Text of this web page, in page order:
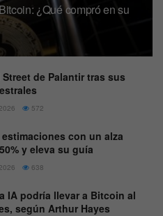
¿Qué compró en su
de Palantir tras sus
572
con un alza
y eleva su guía
638
IA podría llevar a Bitcoin al
según Arthur Hayes